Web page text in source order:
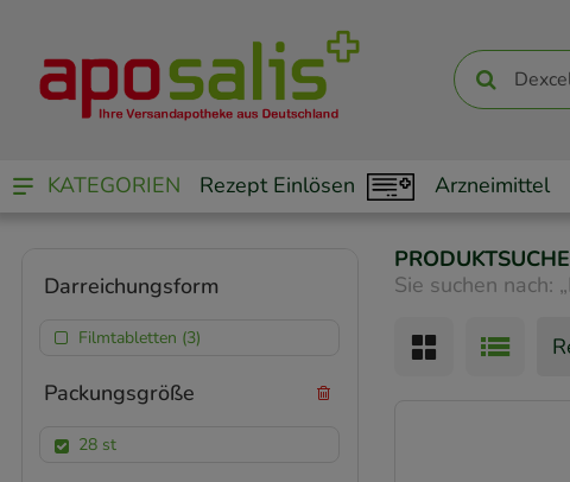
KATEGORIEN Rezept Einlösen Arzneimittel
PRODUKTSUCHE
Sie suchen nach: „
Darreichungsform
Filmtabletten (3)
Packungsgröße
28 st